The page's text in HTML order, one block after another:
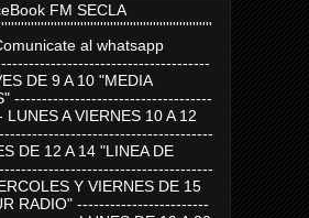
FM SECLA
al whatsapp
DE 9 A 10 "MEDIA
------------------------------------
A VIERNES 10 A 12
DE 12 A 14 "LINEA DE
Y VIERNES DE 15
RADIO" ------------------------